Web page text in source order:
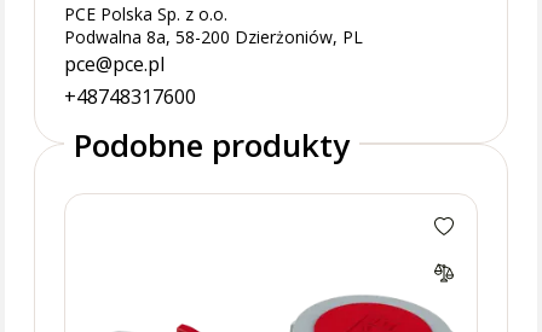
PCE Polska Sp. z o.o.
Podwalna 8a, 58-200 Dzierżoniów, PL
pce@pce.pl
+48748317600
Podobne produkty